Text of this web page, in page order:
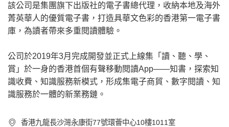
該公司是集團旗下出版社的電子書總代理，收納本地及海外
菁英華人的優質電子書，打造具華文色彩的香港第一電子書
庫，為讀者帶來多重閱讀體驗。
公司於2019年3月完成開發並正式上線集「讀、聽、學、
賞」於一身的香港首個有聲移動閱讀App——知書，探索知
識收費、知識服務新模式，形成集電子商貿、數字閱讀、知
識服務於一體的新業務鏈。
香港九龍長沙灣永康街77號環薈中心10樓1011室